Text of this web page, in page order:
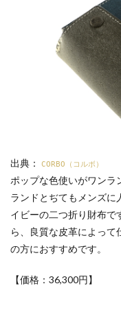
出典： CORBO（コルボ）
ポップな色使いがワンラ
ランドとぢてもメンズに
イビーの二つ折り財布で
ら、良質な皮革によって
の方におすすめです。
【価格：36,300円】